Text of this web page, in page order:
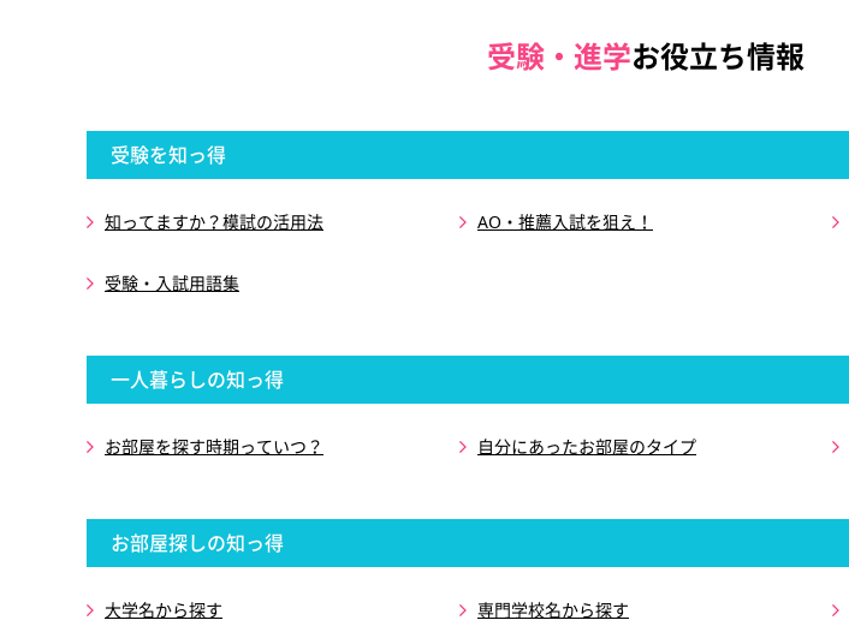
受験・進学お役立ち情報
受験を知っ得
知ってますか？模試の活用法 AO・推薦入試を狙え！
受験・入試用語集
一人暮らしの知っ得
お部屋を探す時期っていつ？ 自分にあったお部屋のタイプ
お部屋探しの知っ得
大学名から探す 専門学校名から探す